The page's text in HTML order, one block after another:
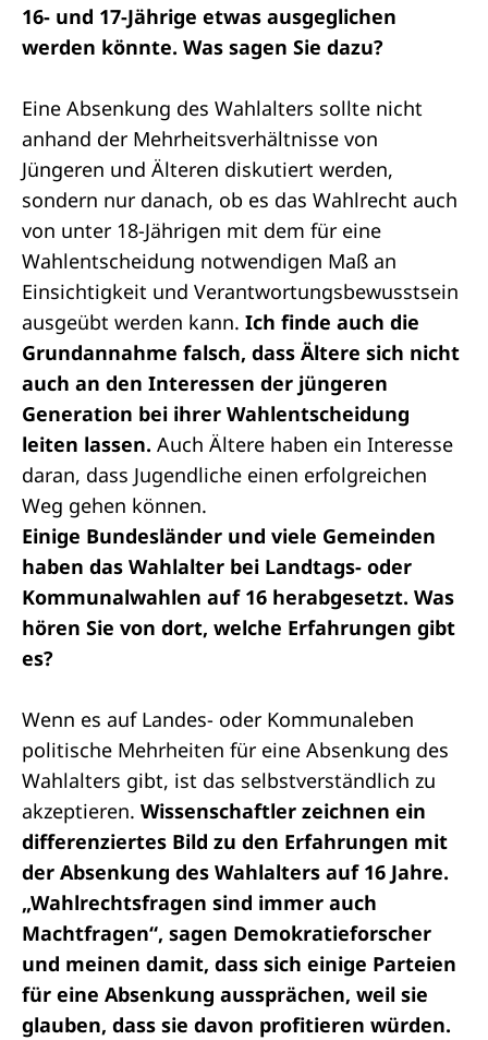
16- und 17-Jährige etwas ausgeglichen
werden könnte. Was sagen Sie dazu?
Eine Absenkung des Wahlalters sollte nicht
anhand der Mehrheitsverhältnisse von
Jüngeren und Älteren diskutiert werden,
sondern nur danach, ob es das Wahlrecht auch
von unter 18-Jährigen mit dem für eine
Wahlentscheidung notwendigen Maß an
Einsichtigkeit und Verantwortungsbewusstsein
ausgeübt werden kann. Ich finde auch die
Grundannahme falsch, dass Ältere sich nicht
auch an den Interessen der jüngeren
Generation bei ihrer Wahlentscheidung
leiten lassen. Auch Ältere haben ein Interesse
daran, dass Jugendliche einen erfolgreichen
Weg gehen können.
Einige Bundesländer und viele Gemeinden
haben das Wahlalter bei Landtags- oder
Kommunalwahlen auf 16 herabgesetzt. Was
hören Sie von dort, welche Erfahrungen gibt
es?
Wenn es auf Landes- oder Kommunaleben
politische Mehrheiten für eine Absenkung des
Wahlalters gibt, ist das selbstverständlich zu
akzeptieren. Wissenschaftler zeichnen ein
differenziertes Bild zu den Erfahrungen mit
der Absenkung des Wahlalters auf 16 Jahre.
„Wahlrechtsfragen sind immer auch
Machtfragen“, sagen Demokratieforscher
und meinen damit, dass sich einige Parteien
für eine Absenkung aussprächen, weil sie
glauben, dass sie davon profitieren würden.